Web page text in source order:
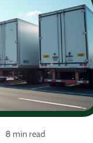
8 min read